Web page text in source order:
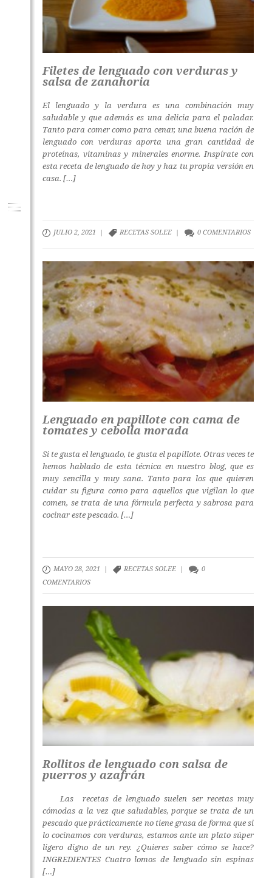
Filetes de lenguado con verduras y
salsa de zanahoria
El lenguado y la verdura es una combinación muy
saludable y que además es una delicia para el paladar.
Tanto para comer como para cenar, una buena ración de
lenguado con verduras aporta una gran cantidad de
proteínas, vitaminas y minerales enorme. Inspírate con
esta receta de lenguado de hoy y haz tu propia versión en
casa. […]
JULIO 2, 2021 | RECETAS SOLEE | 0 COMENTARIOS
Lenguado en papillote con cama de
tomates y cebolla morada
Si te gusta el lenguado, te gusta el papillote. Otras veces te
hemos hablado de esta técnica en nuestro blog, que es
muy sencilla y muy sana. Tanto para los que quieren
cuidar su figura como para aquellos que vigilan lo que
comen, se trata de una fórmula perfecta y sabrosa para
cocinar este pescado. […]
MAYO 28, 2021 | RECETAS SOLEE |
0
COMENTARIOS
Rollitos de lenguado con salsa de
puerros y azafrán
Las recetas de lenguado suelen ser recetas muy
cómodas a la vez que saludables, porque se trata de un
pescado que prácticamente no tiene grasa de forma que si
lo cocinamos con verduras, estamos ante un plato súper
ligero digno de un rey. ¿Quieres saber cómo se hace?
INGREDIENTES Cuatro lomos de lenguado sin espinas
[…]